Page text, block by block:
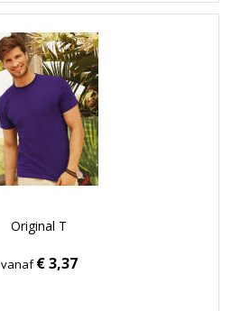
Original T
vanaf€ 3,37